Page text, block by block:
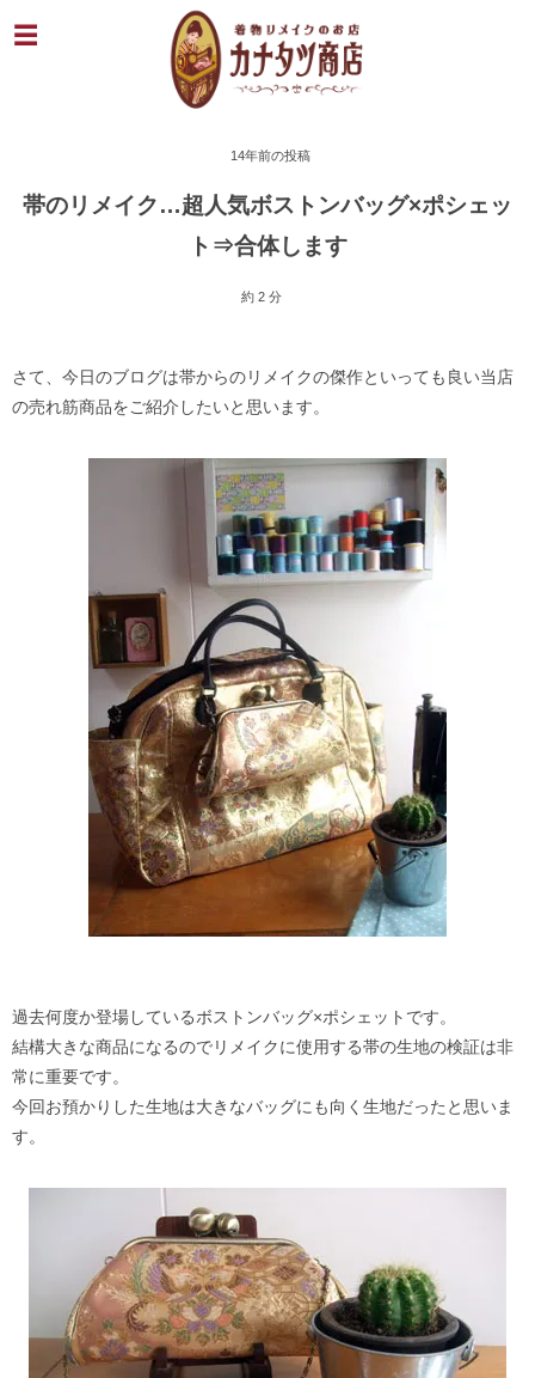
14年前の投稿
帯のリメイク…超人気ボストンバッグ×ポシェッ
ト⇒合体します
約 2 分
さて、今日のブログは帯からのリメイクの傑作といっても良い当店
の売れ筋商品をご紹介したいと思います。
過去何度か登場しているボストンバッグ×ポシェットです。
結構大きな商品になるのでリメイクに使用する帯の生地の検証は非
常に重要です。
今回お預かりした生地は大きなバッグにも向く生地だったと思いま
す。